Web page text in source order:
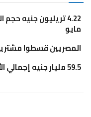
4.22 تريليون جنيه
مايو
المصريين قسطوا مشتريات بقيمة 11.1
59.5 مليار جنيه إجمالي الأوراق المخصمة بنهاية مايو 2026